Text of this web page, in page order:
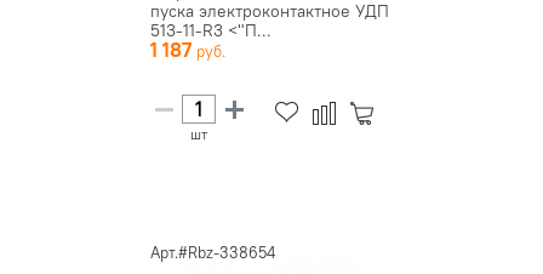
пуска электроконтактное УДП
513-11-R3 <"П...
1 187
шт
Арт.#Rbz-338654